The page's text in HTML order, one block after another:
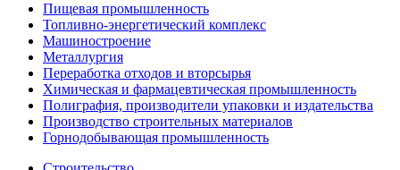
Пищевая промышленность
Топливно-энергетический комплекс
Машиностроение
Металлургия
Переработка отходов и вторсырья
Химическая и фармацевтическая промышленность
Полиграфия, производители упаковки и издательства
Производство строительных материалов
Горнодобывающая промышленность